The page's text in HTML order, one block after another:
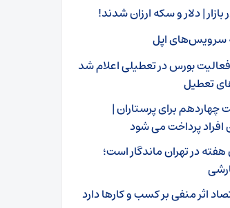
| دلار و سکه ارزان شدند!
اپل
بورس در تعطیلی اعلام شد
تعطیل
چهاردهم برای پرستاران |
افراد پرداخت می شود
هفته در تهران ماندگار است؛
اثر منفی بر کسب و کارها دارد